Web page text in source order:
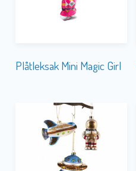
Plåtleksak Mini Magic Girl